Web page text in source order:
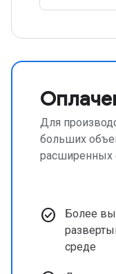
Для
больших
расширенных
check_circle
Более
среде